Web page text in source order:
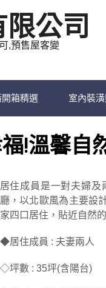
公司
,預售屋客變
箱精選 室內裝潢
!溫馨自
居住成員是一對夫婦及
廳，以北歐風為主要設
家四口居住，貼近自然
◆居住成員 : 夫妻兩人
◇坪數 : 35坪(含陽台)